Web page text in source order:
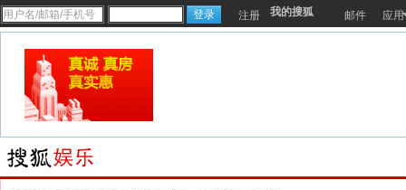
注册 我的搜狐 邮件 应用